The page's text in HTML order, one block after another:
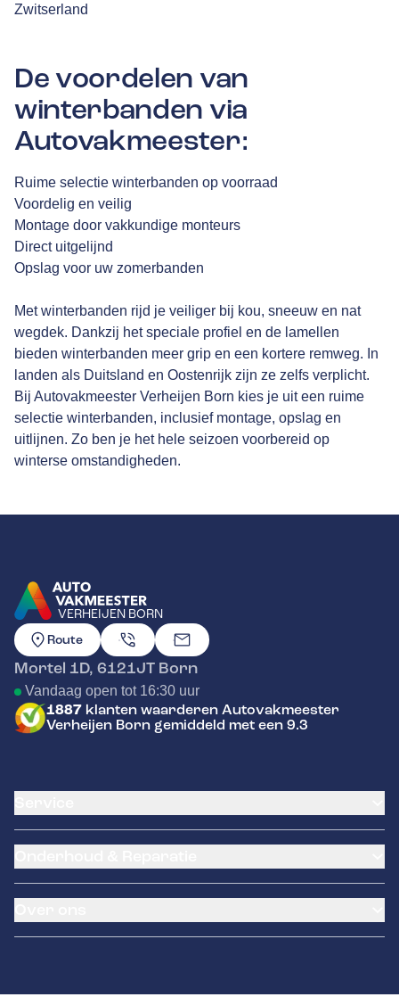
Zwitserland
De voordelen van
winterbanden via
Autovakmeester:
Ruime selectie winterbanden op voorraad
Voordelig en veilig
Montage door vakkundige monteurs
Direct uitgelijnd
Opslag voor uw zomerbanden
Met winterbanden rijd je veiliger bij kou, sneeuw en nat
wegdek. Dankzij het speciale profiel en de lamellen
bieden winterbanden meer grip en een kortere remweg. In
landen als Duitsland en Oostenrijk zijn ze zelfs verplicht.
Bij Autovakmeester Verheijen Born kies je uit een ruime
selectie winterbanden, inclusief montage, opslag en
uitlijnen. Zo ben je het hele seizoen voorbereid op
winterse omstandigheden.
VERHEIJEN BORN
GA NAAR DE HOMEPAGINA
Route
Mortel 1D, 6121JT Born
Vandaag open tot 16:30 uur
1887 klanten waarderen Autovakmeester
Verheijen Born gemiddeld met een 9.3
Banden service
Pechhulp
Schade en reparatie